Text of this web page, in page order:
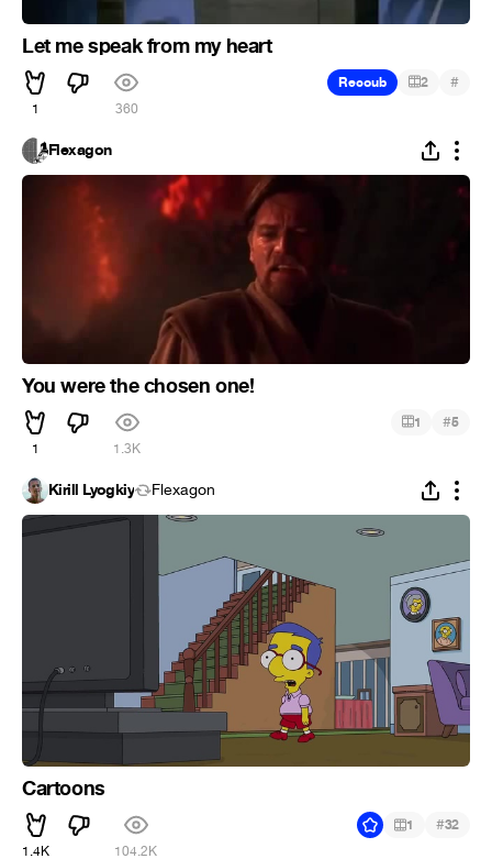
Let me speak from my heart
1 360
Recoub 2 #
Flexagon
You were the chosen one!
1 1.3K
1 #5
Kirill Lyogkiy Flexagon
Cartoons
1.4K 104.2K
1 #32